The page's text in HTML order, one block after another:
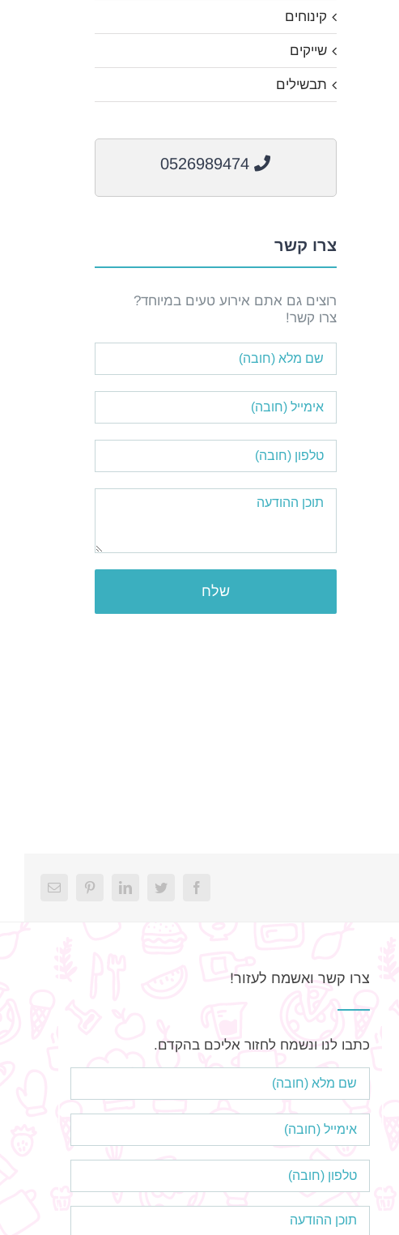
קינוחים
שייקים
תבשילים
0526989474
צרו קשר
רוצים גם אתם אירוע טעים במיוחד?
צרו קשר!
Facebook
Twitter
LinkedIn
Pinterest
Email
צרו קשר ואשמח לעזור!
כתבו לנו ונשמח לחזור אליכם בהקדם.